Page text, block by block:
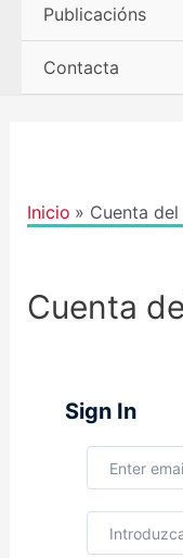
Publicacións
Contacta
Inicio Cuenta
Cuenta
Sign In